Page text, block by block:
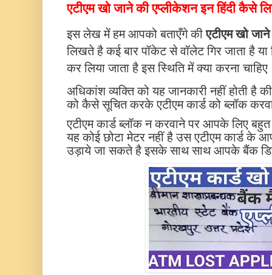
एटीएम खो जाने की एप्लीकेशन इन हिंदी कैसे
इस लेख में हम आपको बताएँगे कीएटीएम खो
लिखते है कई बार पॉकेट से वॉलेट गिर जाता है या
कर लिया जाता है इस स्थिति में क्या करना
अधिकांश व्यक्ति को यह जानकारी नहीं होती है
को कैसे सूचित करके एटीएम कार्ड को ब्लॉक
एटीएम कार्ड ब्लॉक न करवाने पर आपके लिए
यह कोई छोटा मेटर नहीं है उस एटीएम कार्ड के
उड़ाये जा सकते है इसके साथ साथ आपके बैंक